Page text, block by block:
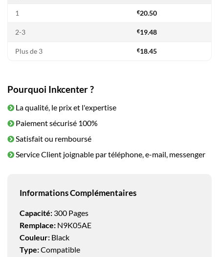
1 €20.50
2-3 €19.48
Plus de 3 €18.45
Pourquoi Inkcenter ?
La qualité, le prix et l'expertise
Paiement sécurisé 100%
Satisfait ou remboursé
Service Client joignable par téléphone, e-mail, messenger
Informations Complémentaires
Capacité: 300 Pages
Remplace: N9K05AE
Couleur: Black
Type:Compatible